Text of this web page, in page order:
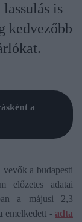
is
kedvezőbb
a
vevők a budapesti
előzetes adatai
a májusi 2,3
emelkedett - adta